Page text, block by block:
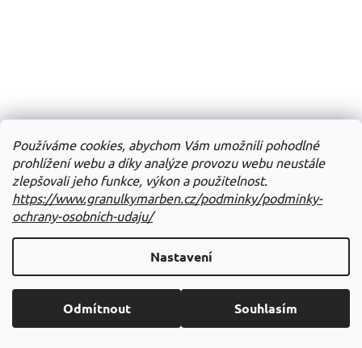
Používáme cookies, abychom Vám umožnili pohodlné
prohlížení webu a díky analýze provozu webu neustále
zlepšovali jeho funkce, výkon a použitelnost.
https://www.granulkymarben.cz/podminky/podminky-
ochrany-osobnich-udaju/
Nastavení
Odmítnout Souhlasím
MEOWING HEADS Smitten Kitten 1,5kg
Skladem
Do košíku